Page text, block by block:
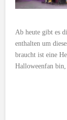
Ab heute gibt es
enthalten um
braucht ist eine
Halloweenfan